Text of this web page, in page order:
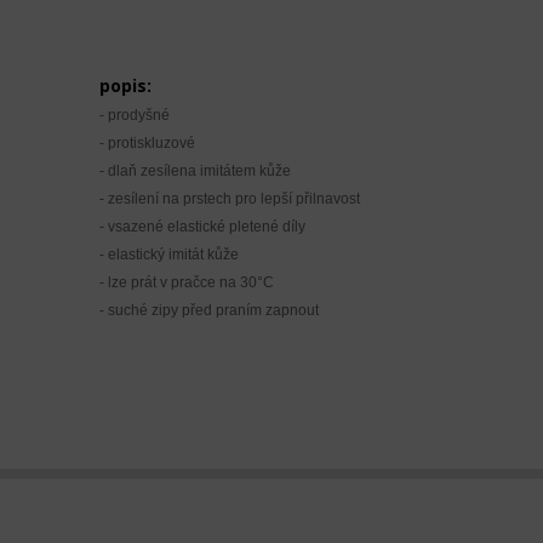
popis:
- prodyšné
- protiskluzové
- dlaň zesílena imitátem kůže
- zesílení na prstech pro lepší přilnavost
- vsazené elastické pletené díly
- elastický imitát kůže
- lze prát v pračce na 30°C
- suché zipy před praním zapnout